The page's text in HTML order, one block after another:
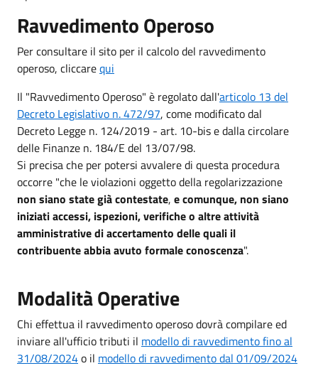
Ravvedimento Operoso
Per consultare il sito per il calcolo del ravvedimento
operoso, cliccarequi
Il "Ravvedimento Operoso" è regolato dall'articolo 13 del
Decreto Legislativo n. 472/97, come modificato dal
Decreto Legge n. 124/2019 - art. 10-bis e dalla circolare
delle Finanze n. 184/E del 13/07/98.
Si precisa che per potersi avvalere di questa procedura
occorre "che le violazioni oggetto della regolarizzazione
non siano state già contestate, e comunque, non siano
iniziati accessi, ispezioni, verifiche o altre attività
amministrative di accertamento delle quali il
contribuente abbia avuto formale conoscenza".
Modalità Operative
Chi effettua il ravvedimento operoso dovrà compilare ed
inviare all'ufficio tributi il modello di ravvedimento fino al
31/08/2024o il modello di ravvedimento dal 01/09/2024